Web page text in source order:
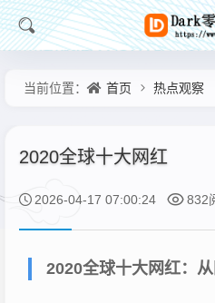
当前位置： 首页 热点观察
2020全球十大网红
2026-04-17 07:00:24 832
2020全球十大网红：